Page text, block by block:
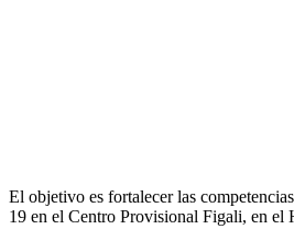
El objetivo es fortalecer las
19 en el Centro Provisional Figali, en el